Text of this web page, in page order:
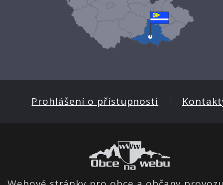
Prohlášení o přístupnosti